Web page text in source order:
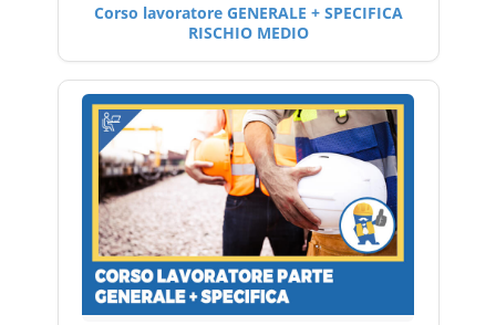
Corso lavoratore GENERALE + SPECIFICA
RISCHIO MEDIO